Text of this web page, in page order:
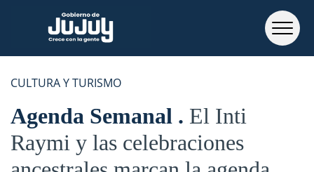
CULTURA Y TURISMO
Agenda Semanal
El Inti
Raymi y las celebraciones